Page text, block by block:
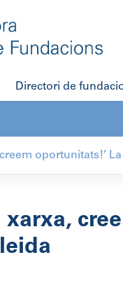
Directori de
oportunitats!’
xarxa,